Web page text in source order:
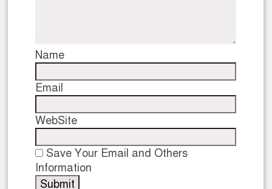
Name
Email
WebSite
Save Your Email and Others
Information